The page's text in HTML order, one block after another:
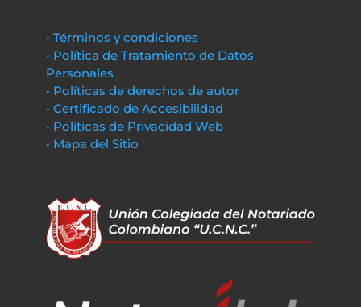
• Términos y condiciones
• Política de Tratamiento de Datos
Personales
• Políticas de derechos de autor
• Certificado de Accesibilidad
• Políticas de Privacidad Web
• Mapa del Sitio